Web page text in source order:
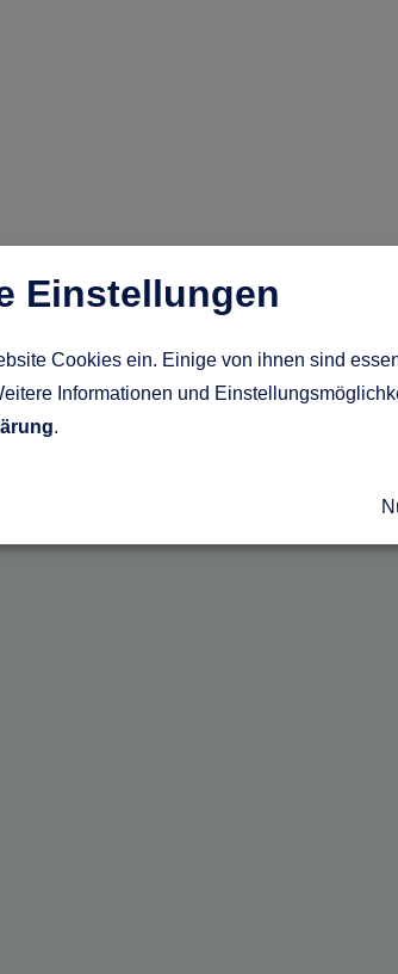
Einstellungen
Cookies ein. Einige von ihnen sind
Informationen und
.